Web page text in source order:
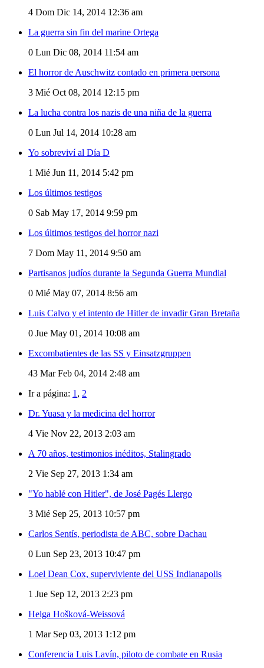
4 Dom Dic 14, 2014 12:36 am
La guerra sin fin del marine Ortega
0 Lun Dic 08, 2014 11:54 am
El horror de Auschwitz contado en primera persona
3 Mié Oct 08, 2014 12:15 pm
La lucha contra los nazis de una niña de la guerra
0 Lun Jul 14, 2014 10:28 am
Yo sobreviví al Día D
1 Mié Jun 11, 2014 5:42 pm
Los últimos testigos
0 Sab May 17, 2014 9:59 pm
Los últimos testigos del horror nazi
7 Dom May 11, 2014 9:50 am
Partisanos judíos durante la Segunda Guerra Mundial
0 Mié May 07, 2014 8:56 am
Luis Calvo y el intento de Hitler de invadir Gran Bretaña
0 Jue May 01, 2014 10:08 am
Excombatientes de las SS y Einsatzgruppen
43 Mar Feb 04, 2014 2:48 am
Ir a página: 1 , 2
Dr. Yuasa y la medicina del horror
4 Vie Nov 22, 2013 2:03 am
A 70 años, testimonios inéditos, Stalingrado
2 Vie Sep 27, 2013 1:34 am
"Yo hablé con Hitler", de José Pagés Llergo
3 Mié Sep 25, 2013 10:57 pm
Carlos Sentís, periodista de ABC, sobre Dachau
0 Lun Sep 23, 2013 10:47 pm
Loel Dean Cox, superviviente del USS Indianapolis
1 Jue Sep 12, 2013 2:23 pm
Helga Hošková-Weissová
1 Mar Sep 03, 2013 1:12 pm
Conferencia Luis Lavín, piloto de combate en Rusia